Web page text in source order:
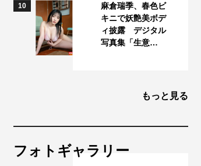
10
麻倉瑞季、春色ビ
キニで妖艶美ボデ
ィ披露 デジタル
写真集「生意…
もっと見る
フォトギャラリー